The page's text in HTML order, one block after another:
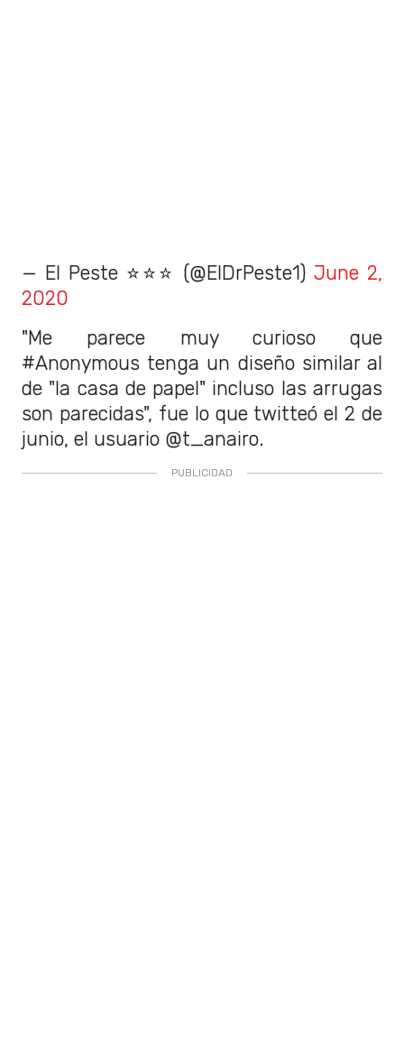
— El Peste ⭐⭐⭐ (@ElDrPeste1) June 2,
2020
"Me parece muy curioso que
#Anonymous tenga un diseño similar al
de "la casa de papel" incluso las arrugas
son parecidas", fue lo que twitteó el 2 de
junio, el usuario @t_anairo.